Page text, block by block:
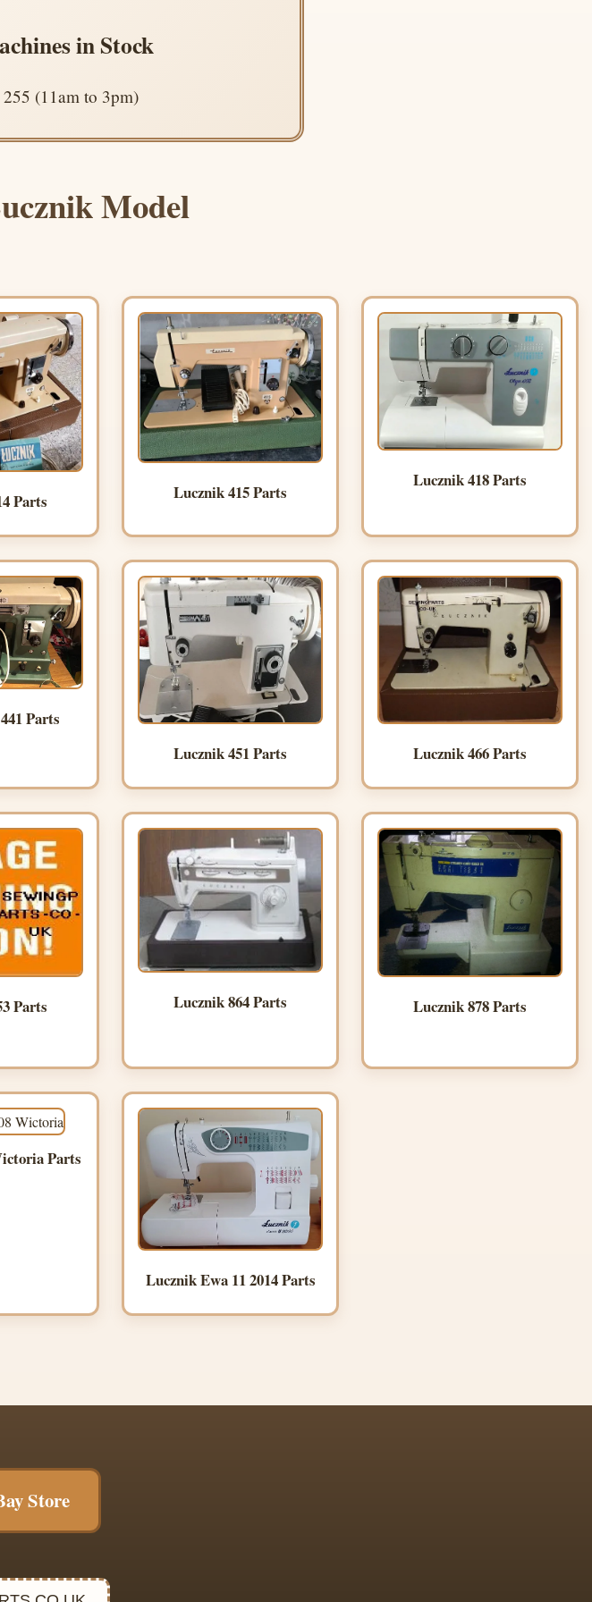
in Stock
(11am to 3pm)
Model
Parts Lucznik 415 Parts
Lucznik 418 Parts
Parts
Lucznik 451 Parts
Lucznik 466 Parts
Parts Lucznik 864 Parts Lucznik 878 Parts
Parts
Lucznik Ewa 11 2014 Parts
Store